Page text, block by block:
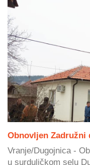
Obnovljen Zadružni
Vranje/Dugojnica -
u surduličkom selu